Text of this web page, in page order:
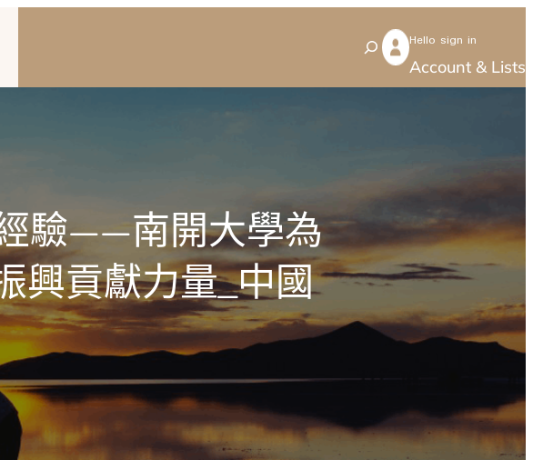
S
e
Hello sign in
Account & Lists
驗——南開大學為
興貢獻力量_中國